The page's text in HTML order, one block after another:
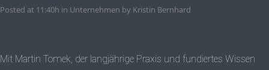
Posted at 11:40h in Unternehmen by Kristin Bernhard
Mit Martin Tomek, der langjährige Praxis und fundiertes Wissen